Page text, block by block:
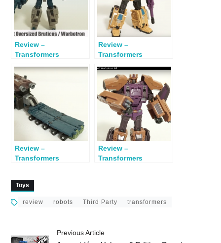
Review –
Transformers
#2
Review –
Transformers
#3
Review –
Transformers
#6
Review –
Transformers
Toys
review robots Third Party transformers
Previous Article